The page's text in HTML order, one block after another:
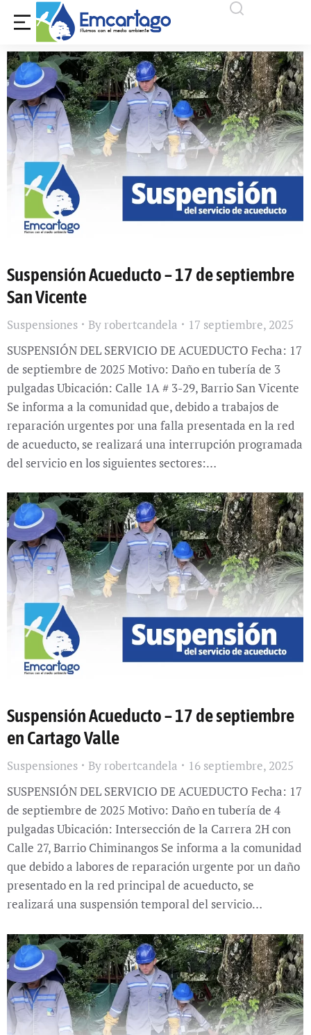
Suspensión Acueducto – 17 de septiembre
San Vicente
Suspensiones By robertcandela
17 septiembre, 2025
SUSPENSIÓN DEL SERVICIO DE ACUEDUCTO Fecha: 17
de septiembre de 2025 Motivo: Daño en tubería de 3
pulgadas Ubicación: Calle 1A # 3-29, Barrio San Vicente
Se informa a la comunidad que, debido a trabajos de
reparación urgentes por una falla presentada en la red
de acueducto, se realizará una interrupción programada
del servicio en los siguientes sectores:…
Suspensión Acueducto – 17 de septiembre
en Cartago Valle
Suspensiones By robertcandela
16 septiembre, 2025
SUSPENSIÓN DEL SERVICIO DE ACUEDUCTO Fecha: 17
de septiembre de 2025 Motivo: Daño en tubería de 4
pulgadas Ubicación: Intersección de la Carrera 2H con
Calle 27, Barrio Chiminangos Se informa a la comunidad
que debido a labores de reparación urgente por un daño
presentado en la red principal de acueducto, se
realizará una suspensión temporal del servicio…